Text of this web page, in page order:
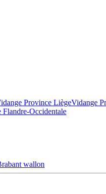
Province LiègeVidange
Occidentale
wallon